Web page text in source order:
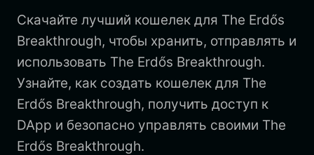
Скачайте лучший кошелек для The Erdős
Breakthrough, чтобы хранить, отправлять и
использовать The Erdős Breakthrough.
Узнайте, как создать кошелек для The
Erdős Breakthrough, получить доступ к
DApp и безопасно управлять своими The
Erdős Breakthrough.